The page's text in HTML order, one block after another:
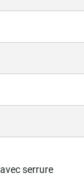
serrure